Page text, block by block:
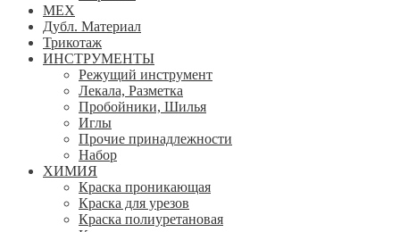
МЕХ
Дубл. Материал
Трикотаж
ИНСТРУМЕНТЫ
Режущий инструмент
Лекала, Разметка
Пробойники, Шилья
Иглы
Прочие принадлежности
Набор
ХИМИЯ
Краска проникающая
Краска для урезов
Краска полиуретановая